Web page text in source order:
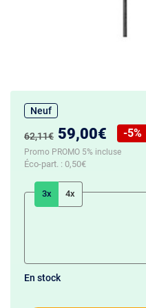
Neuf
Ancien prix :
62,11€ Nouveau prix :
59,00€
Réduction de :
-5%
Promo PROMO 5% incluse
Éco-part. : 0,50€
3x 4x
En stock